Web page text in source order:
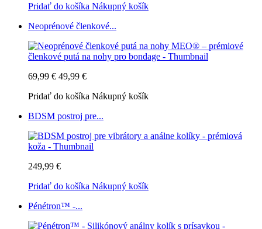
Pridať do košíka Nákupný košík
Neoprénové členkové...
69,99 € 49,99 €
Pridať do košíka Nákupný košík
BDSM postroj pre...
249,99 €
Pridať do košíka Nákupný košík
Pénétron™ -...